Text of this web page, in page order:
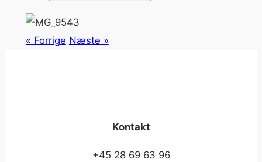
« Forrige Næste »
Kontakt
+45 28 69 63 96